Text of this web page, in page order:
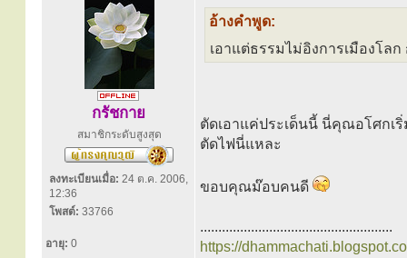
กรัชกาย
สมาชิกระดับสูงสุด
ลงทะเบียนเมื่อ: 24 ต.ค. 2006,
12:36
โพสต์: 33766
อายุ: 0
อ้างคำพูด:
เอาแต่ธรรมไม่อิงการเมืองโล
ตัดเอาแค่ประเด็นนี้ นี่คุณอโศกเ
ตัดไฟนี่แหละ
ขอบคุณม๊อบคนดี
.....................................................
https://